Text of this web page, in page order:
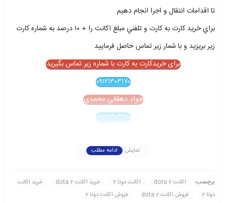
تا اقدامات انتقال و اجرا انجام دهيم
براي خريد کارت به کارت و تلفني مبلغ اکانت را + ۱۰ درصد به شماره کارت
زير بريزيد و با شمار زير تماس حاصل فرماييد
برای خریدکارت به کارت با شماره زیر تماس بگیرید
۰۹۱۲۱۳۰۳۱۷۰
جواد دهقاني محمدي
۰۹۱۲۱۳۰۳۱۷۰
نمایش ادامه مطلب
برچسب: اکانت dota 2 اکانت دوتا 2 خريد اکانت dota 2
خريد اکانت
دوتا 2
فروش اکانت dota 2 فروش اکانت دوتا 2